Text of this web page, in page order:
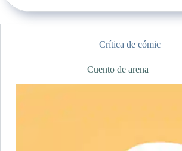
Crítica de cómic
Cuento de arena